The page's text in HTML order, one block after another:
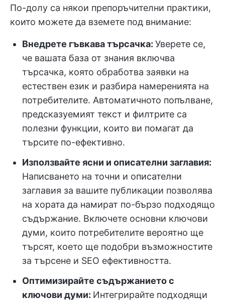
По-долу са някои препоръчителни практики,
които можете да вземете под внимание:
Внедрете гъвкава търсачка: Уверете се,
че вашата база от знания включва
търсачка, която обработва заявки на
естествен език и разбира намеренията на
потребителите. Автоматичното попълване,
предсказуемият текст и филтрите са
полезни функции, които ви помагат да
търсите по-ефективно.
Използвайте ясни и описателни заглавия:
Написването на точни и описателни
заглавия за вашите публикации позволява
на хората да намират по-бързо подходящо
съдържание. Включете основни ключови
думи, които потребителите вероятно ще
търсят, което ще подобри възможностите
за търсене и SEO ефективността.
Оптимизирайте съдържанието с
ключови думи: Интегрирайте подходящи